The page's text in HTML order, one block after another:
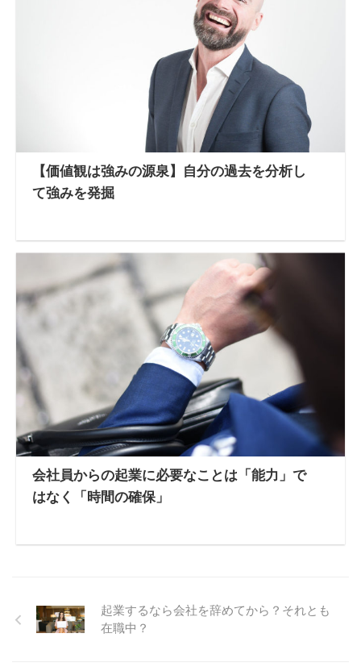
【価値観は強みの源泉】自分の過去を分析し
て強みを発掘
会社員からの起業に必要なことは「能力」で
はなく「時間の確保」
起業するなら会社を辞めてから？それとも
在職中？